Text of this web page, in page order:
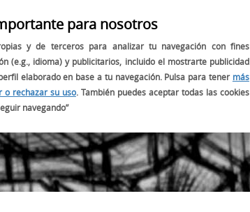
para nosotros
y de terceros para analizar tu navegación con fines
(e.g., idioma) y publicitarios, incluido el mostrarte publicidad
elaborado en base a tu navegación. Pulsa para tener más
o rechazar su uso. También puedes aceptar todas las cookies
navegando”
BLOG